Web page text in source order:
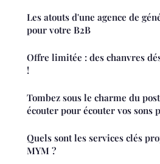
Les atouts d'une agence de
pour votre B2B
Offre limitée : des chanvres
!
Tombez sous le charme du
écouter pour écouter vos sons
Quels sont les services clés
MYM ?